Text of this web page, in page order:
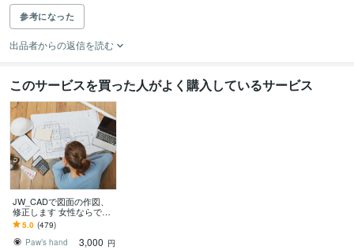
参考になった
出品者からの返信を読む
このサービスを買った人がよく購入しているサービス
JW_CADで図面の作図、
修正します 女性ならでは
の視点で丁寧に作図、ト
レースをいたします。
5.0 (479)
Paw’s hand
3,000 円